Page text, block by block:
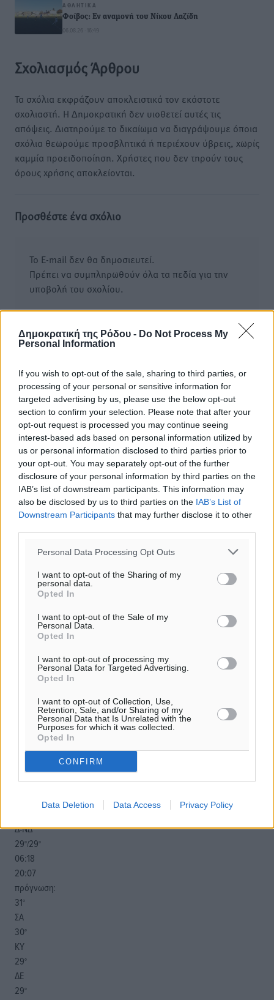
Δημοκρατική της Ρόδου - Do Not Process My
Personal Information
If you wish to opt-out of the sale, sharing to third parties, or
processing of your personal or sensitive information for
targeted advertising by us, please use the below opt-out
section to confirm your selection. Please note that after your
opt-out request is processed you may continue seeing
interest-based ads based on personal information utilized by
us or personal information disclosed to third parties prior to
your opt-out. You may separately opt-out of the further
disclosure of your personal information by third parties on the
IAB’s list of downstream participants. This information may
also be disclosed by us to third parties on the IAB’s List of
Downstream Participants that may further disclose it to other
Personal Data Processing Opt Outs
I want to opt-out of the Sharing of my
personal data.
Opted In
I want to opt-out of the Sale of my
Personal Data.
Opted In
I want to opt-out of processing my
Personal Data for Targeted Advertising.
Opted In
I want to opt-out of Collection, Use,
Retention, Sale, and/or Sharing of my
Personal Data that Is Unrelated with the
Purposes for which it was collected.
Opted In
CONFIRM
Data Deletion Data Access Privacy Policy
ΑΘΛΗΤΙΚΆ
Φοίβος: Εν αναμονή του Νίκου Λαζίδη
06.08.26 · 16:49
Σχολιασμός Άρθρου
Τα σχόλια εκφράζουν αποκλειστικά τον εκάστοτε
σχολιαστή. Η Δημοκρατική δεν υιοθετεί αυτές τις
απόψεις. Διατηρούμε το δικαίωμα να διαγράψουμε όποια
σχόλια θεωρούμε προσβλητικά ή περιέχουν ύβρεις, χωρίς
καμμία προειδοποίηση. Χρήστες που δεν τηρούν τους
όρους χρήσης αποκλείονται.
Προσθέστε ένα σχόλιο
Το E-mail δεν θα δημοσιευτεί.
Πρέπει να συμπληρωθούν όλα τα πεδία για την
υποβολή του σχολίου.
Φύλαξε τα στοιχεία μου για την επόμενη φορά.
Υπενθύμιση:
Για την μερική αναπαραγωγή της είδησης από άλλες
ιστοσελίδες είναι απαραίτητη η χρήση του παρακάτω
παρεχόμενου συνδέσμου παραπομπής προς το άρθρο
της Δημοκρατικής.
o καιρός τώρα:
αίθριος καιρός
Δ-ΝΔ
29°/29°
06:18
20:07
πρόγνωση:
31°
ΣΑ
30°
ΚΥ
29°
ΔΕ
29°